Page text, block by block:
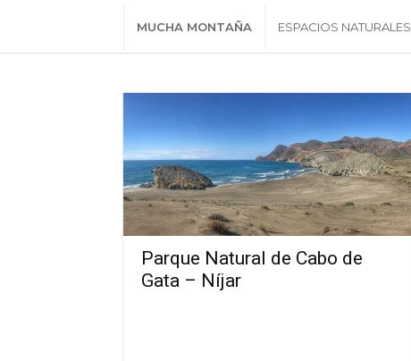
MUCHA MONTAÑA ESPACIOS NATURALES
Parque Natural de Cabo de
Gata – Níjar